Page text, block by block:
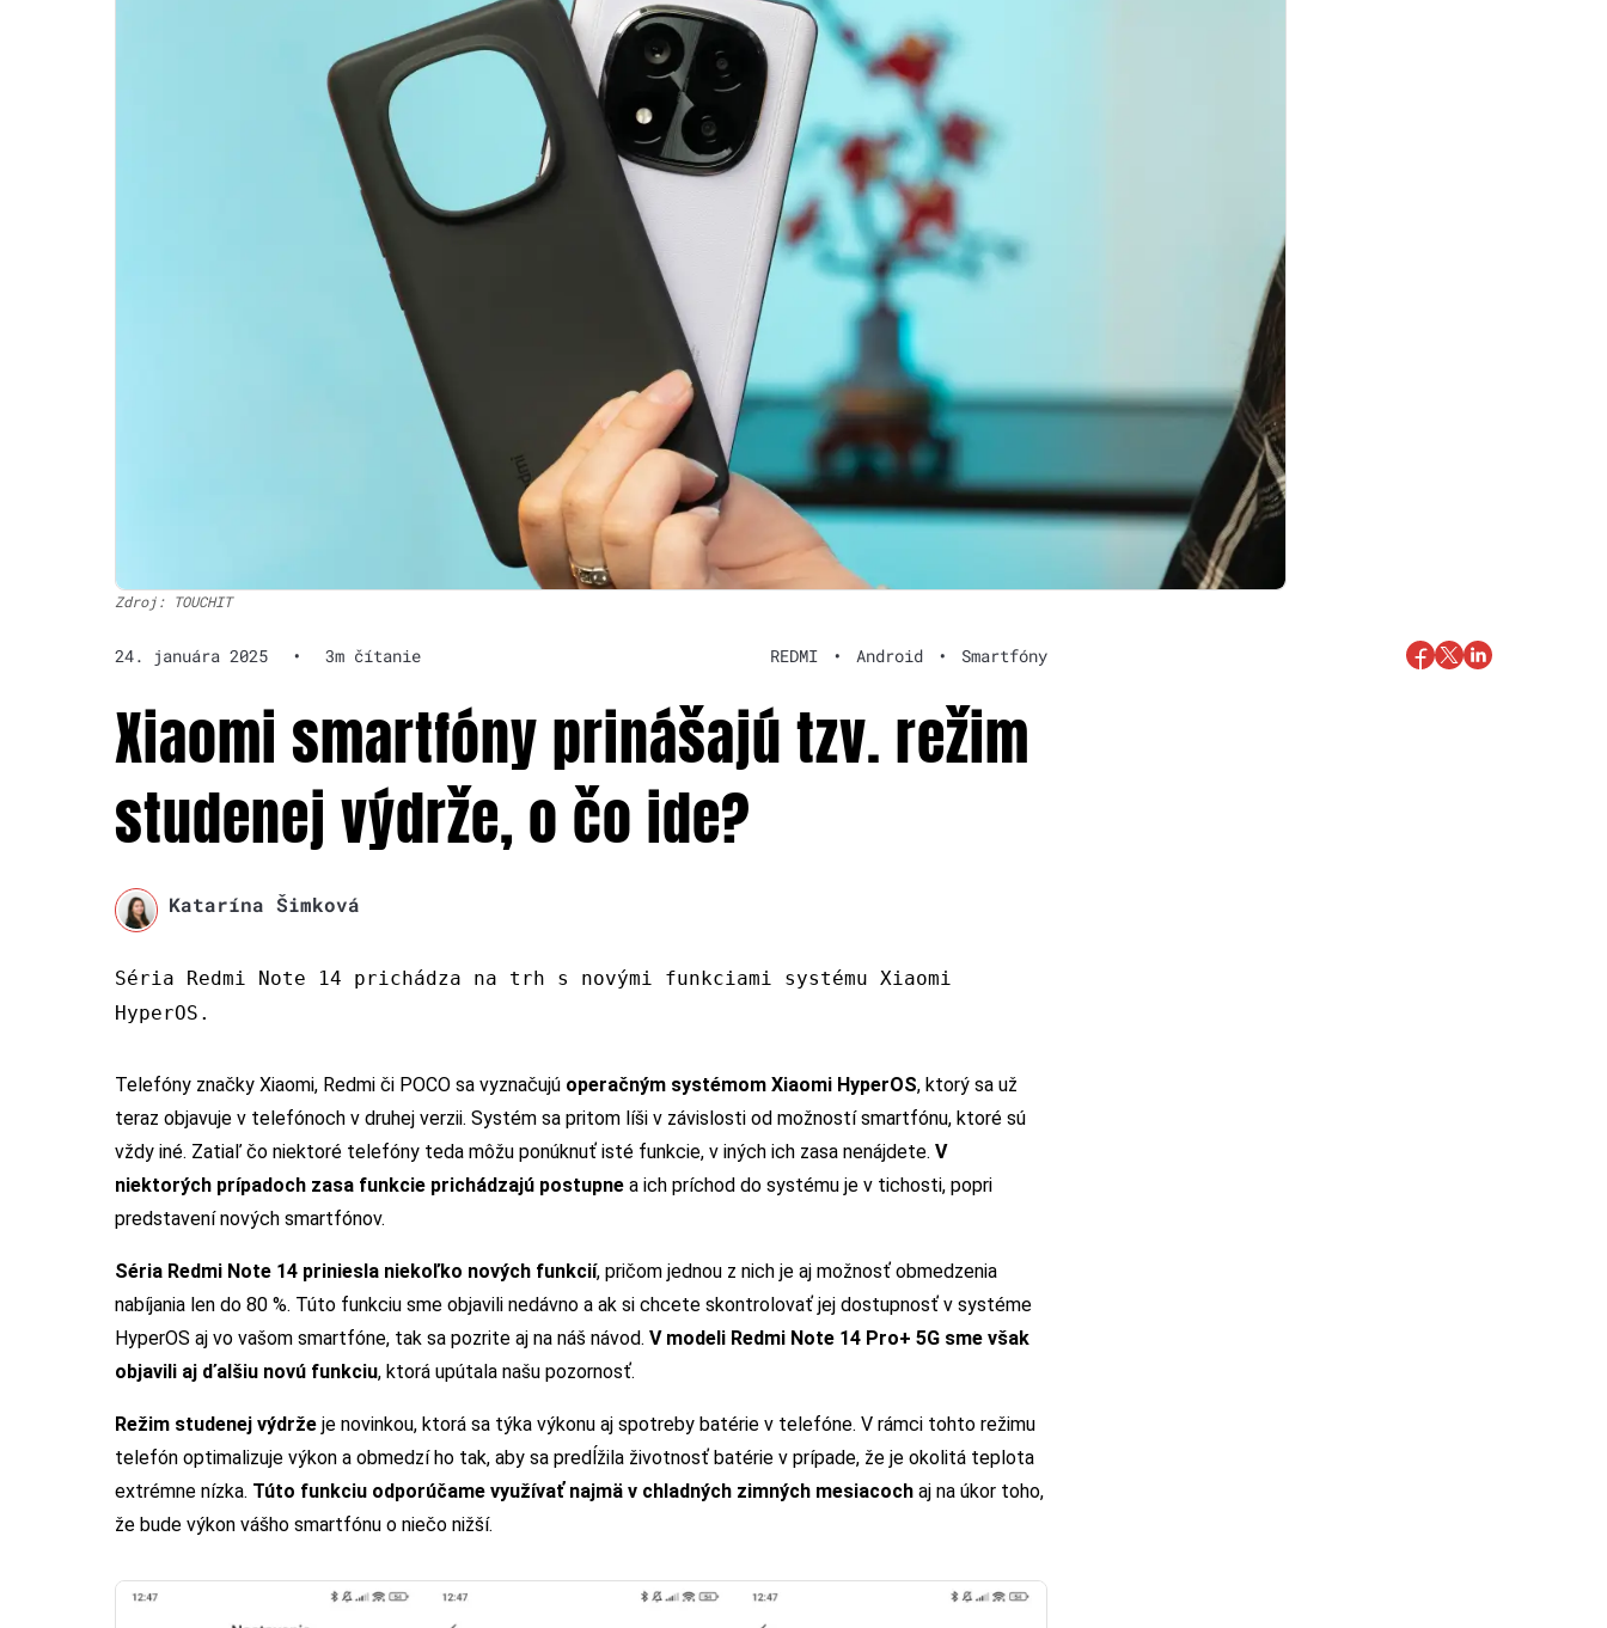
Zdroj: TOUCHIT
24. januára 2025 • 3m čítanie REDMI • Android • Smartfóny
Xiaomi smartfóny prinášajú tzv. režim
studenej výdrže, o čo ide?
Katarína Šimková
Séria Redmi Note 14 prichádza na trh s novými funkciami systému Xiaomi
HyperOS.
Telefóny značky Xiaomi, Redmi či POCO sa vyznačujú operačným systémom Xiaomi HyperOS, ktorý sa už
teraz objavuje v telefónoch v druhej verzii. Systém sa pritom líši v závislosti od možností smartfónu, ktoré sú
vždy iné. Zatiaľ čo niektoré telefóny teda môžu ponúknuť isté funkcie, v iných ich zasa nenájdete. V
niektorých prípadoch zasa funkcie prichádzajú postupne a ich príchod do systému je v tichosti, popri
predstavení nových smartfónov.
Séria Redmi Note 14 priniesla niekoľko nových funkcií, pričom jednou z nich je aj možnosť obmedzenia
nabíjania len do 80 %. Túto funkciu sme objavili nedávno a ak si chcete skontrolovať jej dostupnosť v systéme
HyperOS aj vo vašom smartfóne, tak sa pozrite aj na náš návod. V modeli Redmi Note 14 Pro+ 5G sme však
objavili aj ďalšiu novú funkciu, ktorá upútala našu pozornosť.
Režim studenej výdrže je novinkou, ktorá sa týka výkonu aj spotreby batérie v telefóne. V rámci tohto režimu
telefón optimalizuje výkon a obmedzí ho tak, aby sa predĺžila životnosť batérie v prípade, že je okolitá teplota
extrémne nízka. Túto funkciu odporúčame využívať najmä v chladných zimných mesiacoch aj na úkor toho,
že bude výkon vášho smartfónu o niečo nižší.